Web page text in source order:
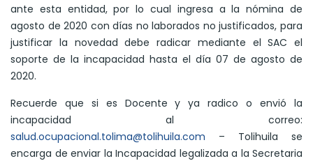
ante esta entidad, por lo cual ingresa a la nómina de
agosto de 2020 con días no laborados no justificados, para
justificar la novedad debe radicar mediante el SAC el
soporte de la incapacidad hasta el día 07 de agosto de
2020.
Recuerde que si es Docente y ya radico o envió la
incapacidad al correo:
salud.ocupacional.tolima@tolihuila.com – Tolihuila se
encarga de enviar la Incapacidad legalizada a la Secretaria